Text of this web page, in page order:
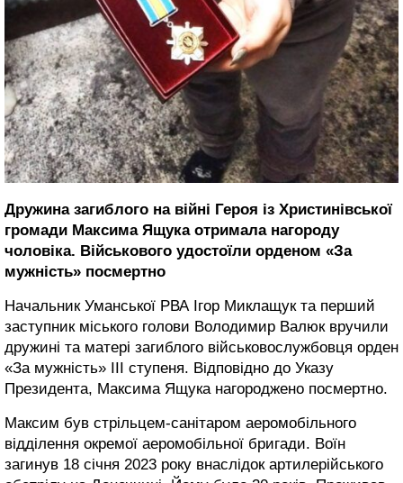
Дружина загиблого на війні Героя із Христинівської
громади Максима Ящука отримала нагороду
чоловіка. Військового удостоїли орденом «За
мужність» посмертно
Начальник Уманської РВА Ігор Миклащук та перший
заступник міського голови Володимир Валюк вручили
дружині та матері загиблого військовослужбовця орден
«За мужність» ІІІ ступеня. Відповідно до Указу
Президента, Максима Ящука нагороджено посмертно.
Максим був стрільцем-санітаром аеромобільного
відділення окремої аеромобільної бригади. Воїн
загинув 18 січня 2023 року внаслідок артилерійського